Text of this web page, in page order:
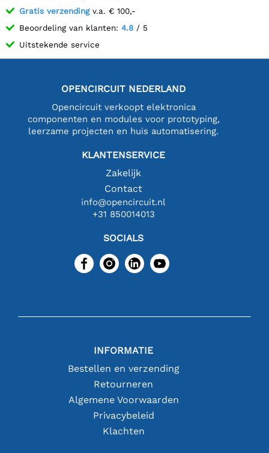
Gratis verzendingv.a. € 100,-
Beoordeling van klanten: 4.8 / 5
Uitstekende service
OPENCIRCUIT NEDERLAND
Opencircuit verkoopt elektronica
componenten en modules voor prototyping,
leerzame projecten en huis automatisering.
KLANTENSERVICE
Zakelijk
Contact
info@opencircuit.nl
+31 850014013
SOCIALS
INFORMATIE
Bestellen en verzending
Retourneren
Algemene Voorwaarden
Privacybeleid
Klachten